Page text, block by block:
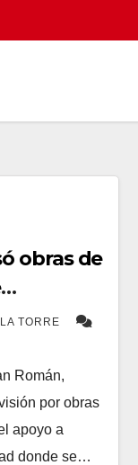
obras de
TORRE
Román,
por obras
apoyo a
donde se…